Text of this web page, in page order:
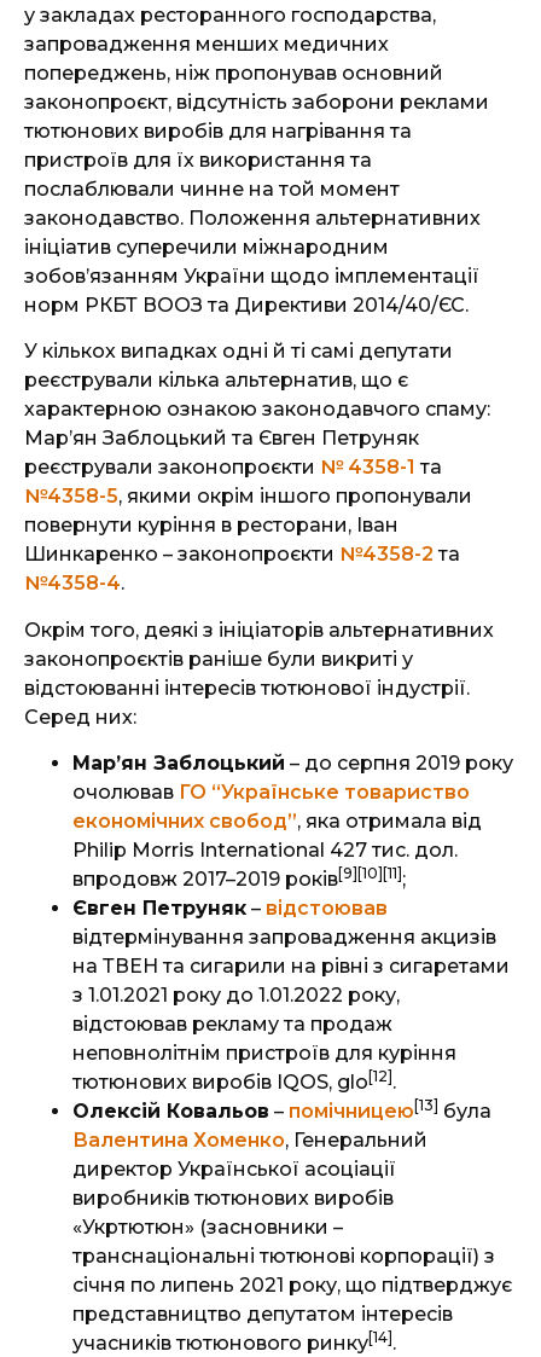
у закладах ресторанного господарства,
запровадження менших медичних
попереджень, ніж пропонував основний
законопроєкт, відсутність заборони реклами
тютюнових виробів для нагрівання та
пристроїв для їх використання та
послаблювали чинне на той момент
законодавство. Положення альтернативних
ініціатив суперечили міжнародним
зобов’язанням України щодо імплементації
норм РКБТ ВООЗ та Директиви 2014/40/ЄС.
У кількох випадках одні й ті самі депутати
реєстрували кілька альтернатив, що є
характерною ознакою законодавчого спаму:
Марʼян Заблоцький та Євген Петруняк
реєстрували законопроєкти № 4358-1 та
№4358-5, якими окрім іншого пропонували
повернути куріння в ресторани, Іван
Шинкаренко – законопроєкти №4358-2 та
№4358-4.
Окрім того, деякі з ініціаторів альтернативних
законопроєктів раніше були викриті у
відстоюванні інтересів тютюнової індустрії.
Серед них:
Марʼян Заблоцький – до серпня 2019 року
очолював ГО “Українське товариство
економічних свобод”, яка отримала від
Philip Morris International 427 тис. дол.
впродовж 2017–2019 років[9] [10] [11] ;
Євген Петруняк – відстоював
відтермінування запровадження акцизів
на ТВЕН та сигарили на рівні з сигаретами
з 1.01.2021 року до 1.01.2022 року,
відстоював рекламу та продаж
неповнолітнім пристроїв для куріння
тютюнових виробів IQOS, glo [12] .
Олексій Ковальов – помічницею [13] була
Валентина Хоменко, Генеральний
директор Української асоціації
виробників тютюнових виробів
«Укртютюн» (засновники –
транснаціональні тютюнові корпорації) з
січня по липень 2021 року, що підтверджує
представництво депутатом інтересів
учасників тютюнового ринку[14] .